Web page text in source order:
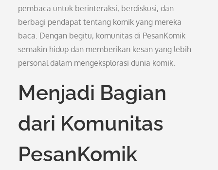
pembaca untuk berinteraksi, berdiskusi, dan
berbagi pendapat tentang komik yang mereka
baca. Dengan begitu, komunitas di PesanKomik
semakin hidup dan memberikan kesan yang lebih
personal dalam mengeksplorasi dunia komik.
Menjadi Bagian
dari Komunitas
PesanKomik